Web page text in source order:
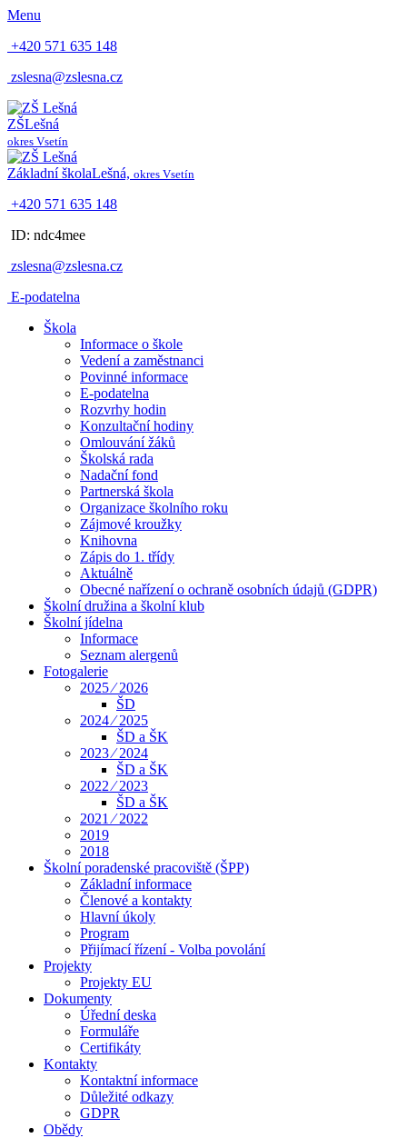
Menu
+420 571 635 148
zslesna@zslesna.cz
ZŠLešná
okres Vsetín
Základní školaLešná, okres Vsetín
+420 571 635 148
ID: ndc4mee
zslesna@zslesna.cz
E-podatelna
Škola
Informace o škole
Vedení a zaměstnanci
Povinné informace
E-podatelna
Rozvrhy hodin
Konzultační hodiny
Omlouvání žáků
Školská rada
Nadační fond
Partnerská škola
Organizace školního roku
Zájmové kroužky
Knihovna
Zápis do 1. třídy
Aktuálně
Obecné nařízení o ochraně osobních údajů (GDPR)
Školní družina a školní klub
Školní jídelna
Informace
Seznam alergenů
Fotogalerie
2025 ⁄ 2026
ŠD
2024 ⁄ 2025
ŠD a ŠK
2023 ⁄ 2024
ŠD a ŠK
2022 ⁄ 2023
ŠD a ŠK
2021 ⁄ 2022
2019
2018
Školní poradenské pracoviště (ŠPP)
Základní informace
Členové a kontakty
Hlavní úkoly
Program
Přijímací řízení - Volba povolání
Projekty
Projekty EU
Dokumenty
Úřední deska
Formuláře
Certifikáty
Kontakty
Kontaktní informace
Důležité odkazy
GDPR
Obědy